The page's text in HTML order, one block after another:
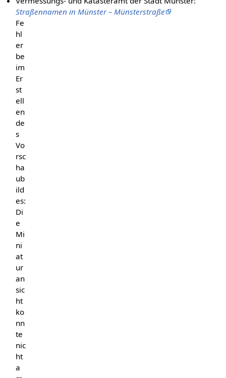
Straßennamen in Münster – Münsterstraße
Fe
hl
er
be
im
Er
st
ell
en
de
s
Vo
rsc
ha
ub
ild
es:
Di
e
Mi
ni
at
ur
an
sic
ht
ko
nn
te
nic
ht
a